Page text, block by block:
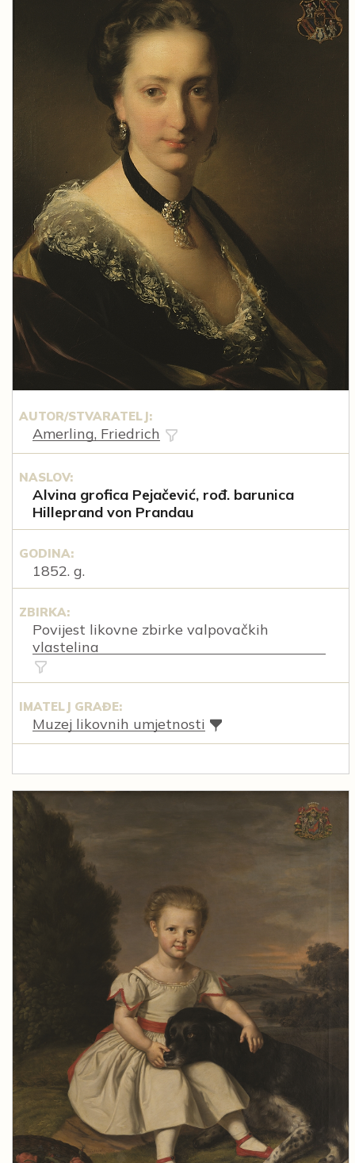
AUTOR/STVARATELJ:
Amerling, Friedrich
NASLOV:
Alvina grofica Pejačević, rođ. barunica
Hilleprand von Prandau
GODINA:
1852. g.
ZBIRKA:
Povijest likovne zbirke valpovačkih
vlastelina
IMATELJ GRAĐE:
Muzej likovnih umjetnosti